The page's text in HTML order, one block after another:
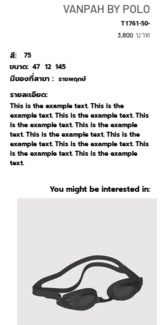
VANPAH BY POLO
T1761-50-
3,800 บาท
สี:
75
47
ขนาด: 12 145
ราชพฤกษ์
มีของที่สาขา :
รายละเอียด:
This is the example text. This is the
example text. This is the example text. This
is the example text. This is the example
text. This is the example text. This is the
example text. This is the example text. This
is the example text. This is the example
text.
You might be interested in: